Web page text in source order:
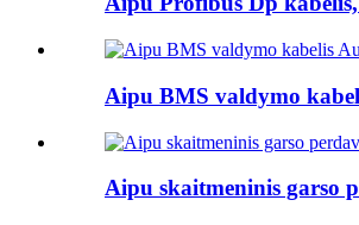
Aipu BMS valdymo
Aipu skaitmeninis garso